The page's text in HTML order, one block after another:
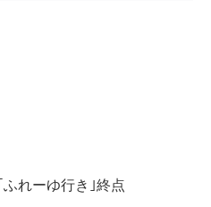
れーゆ行き｣終点